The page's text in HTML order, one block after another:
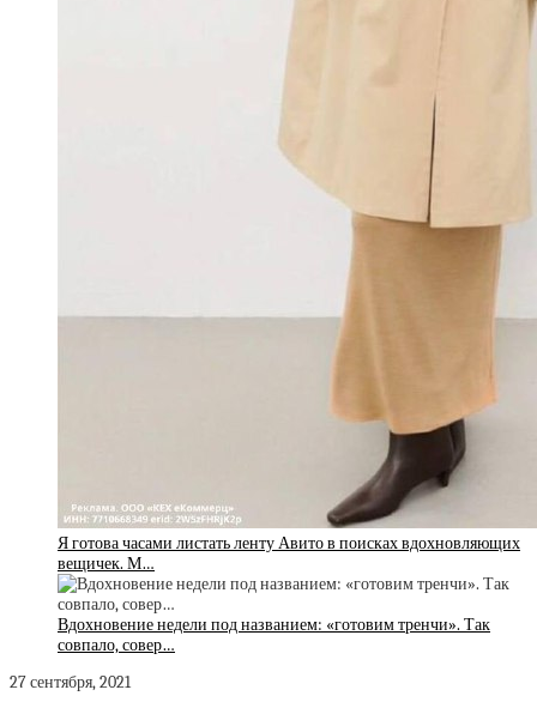
Я готова часами листать ленту Авито в поисках вдохновляющих
вещичек. М…
Вдохновение недели под названием: «готовим тренчи». Так
совпало, совер…
27 сентября, 2021